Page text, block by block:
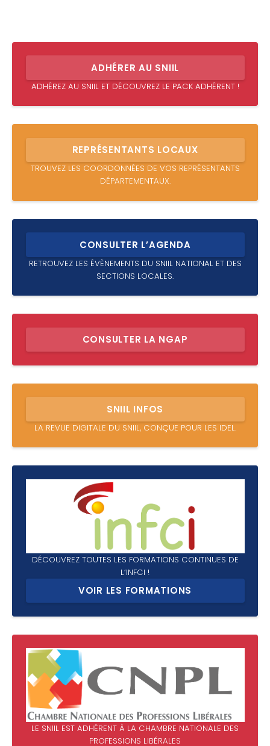
ADHÉRER AU SNIIL
ADHÉREZ AU SNIIL ET DÉCOUVREZ LE PACK ADHÉRENT !
REPRÉSENTANTS LOCAUX
TROUVEZ LES COORDONNÉES DE VOS REPRÉSENTANTS
DÉPARTEMENTAUX.
CONSULTER L’AGENDA
RETROUVEZ LES ÉVÈNEMENTS DU SNIIL NATIONAL ET DES
SECTIONS LOCALES.
CONSULTER LA NGAP
SNIIL INFOS
LA REVUE DIGITALE DU SNIIL, CONÇUE POUR LES IDEL.
DÉCOUVREZ TOUTES LES FORMATIONS CONTINUES DE
L’INFCI !
VOIR LES FORMATIONS
LE SNIIL EST ADHÉRENT À LA CHAMBRE NATIONALE DES
PROFESSIONS LIBÉRALES